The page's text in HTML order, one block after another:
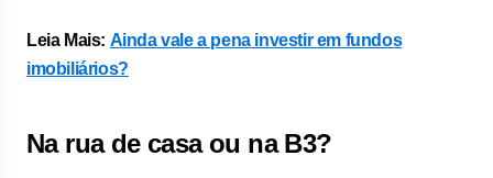
Leia Mais: Ainda vale a pena investir em fundos
imobiliários?
Na rua de casa ou na B3?